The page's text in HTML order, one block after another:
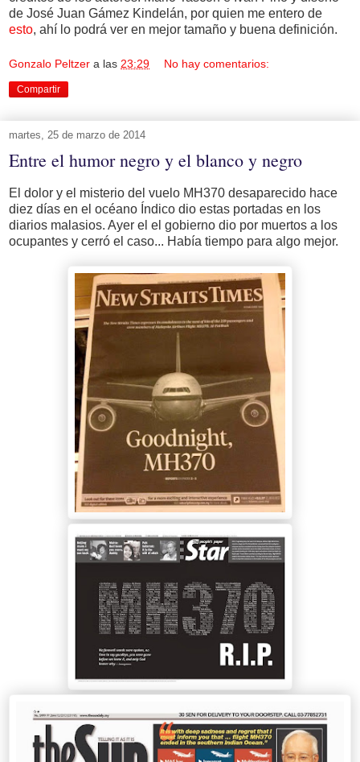
de José Juan Gámez Kindelán, por quien me entero de
esto, ahí lo podrá ver en mejor tamaño y buena definición.
Gonzalo Peltzer a las 23:29 No hay comentarios:
Compartir
martes, 25 de marzo de 2014
Entre el humor negro y el blanco y negro
El dolor y el misterio del vuelo MH370 desaparecido hace
diez días en el océano Índico dio estas portadas en los
diarios malasios. Ayer el el gobierno dio por muertos a los
ocupantes y cerró el caso... Había tiempo para algo mejor.